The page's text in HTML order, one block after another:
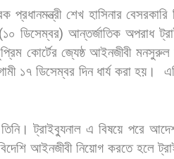
প্রধানমন্ত্রী শেখ হাসিনার বেসরকারি
১০ ডিসেম্বর)আন্তর্জাতিক অপরাধ
কোর্টের জ্যেষ্ঠ আইনজীবী মনসুরুল
১৭ ডিসেম্বর দিন ধার্য করা হয়।
তিনি। ট্রাইব্যুনাল এ বিষয়ে পরে
আইনজীবী নিয়োগ করতে হলে